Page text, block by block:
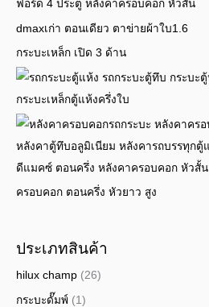
ฟอร์ด 4 ประตู หลังคาครอบคอก หัวสั้น
dmaxเก่า ตอนเดียว ตาข่ายผ้าใบ1.6
กระบะเหล็ก เปิด 3 ด้าน
กระบะเหล็กตู้แห้งครึ่งใบ
ดีแมคซ์ ตอนครึ่ง หลังคาครอบคอก หัวสั้น
ครอบคอก ตอนครึ่ง หัวยาว สูง
ประเภทสินค้า
hilux champ (26)
กระบะดั๊มพ์ (1)